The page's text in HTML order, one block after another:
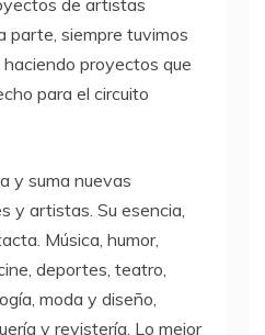
parte, siempre tuvimos
proyectos que
para el circuito
y suma nuevas
y artistas. Su esencia,
Música, humor,
deportes, teatro,
moda y diseño,
y revistería. Lo mejor